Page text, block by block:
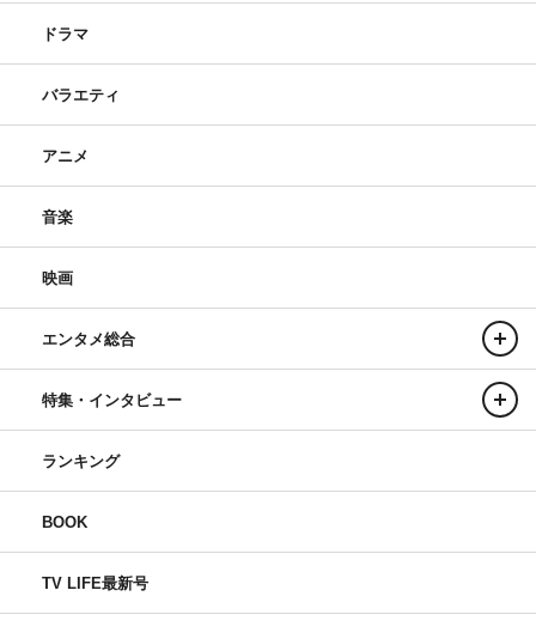
ドラマ
バラエティ
アニメ
音楽
映画
エンタメ総合
特集・インタビュー
ランキング
BOOK
TV LIFE最新号